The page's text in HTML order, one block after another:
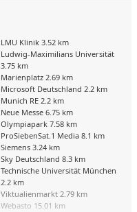
LMU Klinik 3.52 km
Ludwig-Maximilians Universität
3.75 km
Marienplatz 2.69 km
Microsoft Deutschland 2.2 km
Munich RE 2.2 km
Neue Messe 6.75 km
Olympiapark 7.58 km
ProSiebenSat.1 Media 8.1 km
Siemens 3.24 km
Sky Deutschland 8.3 km
Technische Universität München
2.2 km
Viktualienmarkt 2.79 km
Webasto 15.01 km